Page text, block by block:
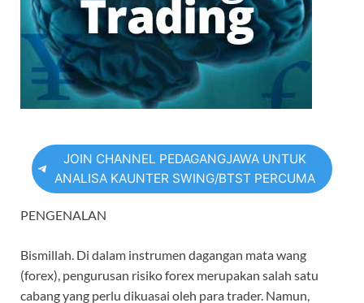
JOIN CHANNEL PEDAGANGJAWA UNTUK
ANALISA KAUNTER SWING/BTST PERCUMA
PENGENALAN
Bismillah. Di dalam instrumen dagangan mata wang
(forex), pengurusan risiko forex merupakan salah satu
cabang yang perlu dikuasai oleh para trader. Namun,